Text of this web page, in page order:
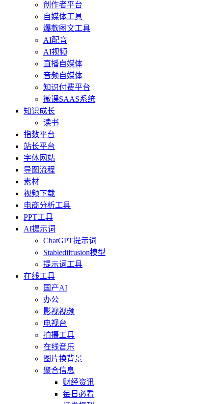
创作者平台
自媒体工具
爆款图文工具
AI配音
AI视频
直播自媒体
音频自媒体
知识付费平台
微课SAAS系统
知识成长
读书
指数平台
站长平台
字体网站
导图流程
素材
视频下载
电商分析工具
PPT工具
AI提示词
ChatGPT提示词
Stablediffusion模型
提示词工具
在线工具
国产AI
办公
影视视频
电视台
拍摄工具
在线音乐
图片换背景
聚合信息
财经资讯
每日必看